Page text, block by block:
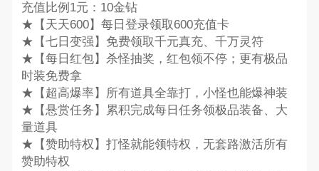
充值比例1元：10金钻
★【天天600】每日登录领取600充值卡
★【七日变强】免费领取千元真充、千万灵符
★【每日红包】杀怪抽奖，红包领不停；更有极品
时装免费拿
★【超高爆率】所有道具全靠打，小怪也能爆神装
★【悬赏任务】累积完成每日任务领极品装备、大
量道具
★【赞助特权】打怪就能领特权，无套路激活所有
赞助特权